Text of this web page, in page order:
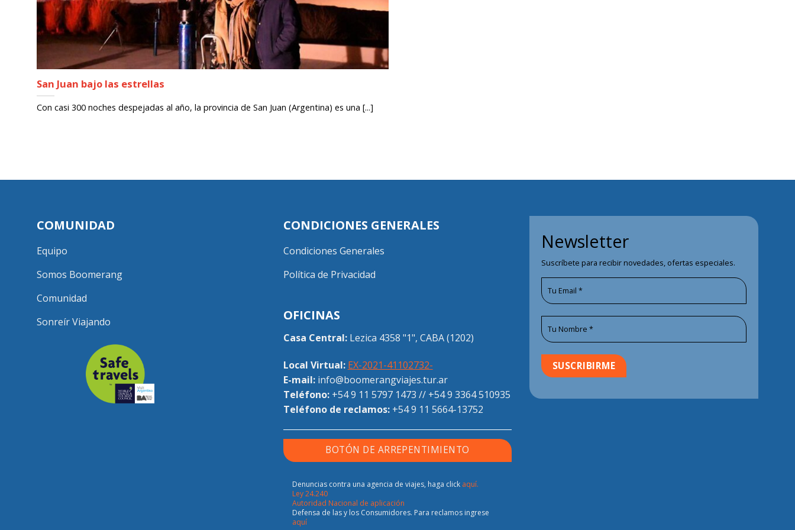
San Juan bajo las estrellas
Con casi 300 noches despejadas al año, la provincia de San Juan (Argentina) es una [...]
COMUNIDAD
Equipo
Somos Boomerang
Comunidad
Sonreír Viajando
CONDICIONES GENERALES
Condiciones Generales
Política de Privacidad
OFICINAS
Casa Central:Lezica 4358 "1", CABA (1202)
Local Virtual: EX-2021-41102732-
E-mail:info@boomerangviajes.tur.ar
Teléfono: +54 9 11 5797 1473 // +54 9 3364 510935
Teléfono de reclamos: +54 9 11 5664-13752
BOTÓN DE ARREPENTIMIENTO
Denuncias contra una agencia de viajes, haga click aquí.
Ley 24.240
Autoridad Nacional de aplicación
Defensa de las y los Consumidores. Para reclamos ingrese
aquí
Newsletter
Suscríbete para recibir novedades, ofertas especiales.